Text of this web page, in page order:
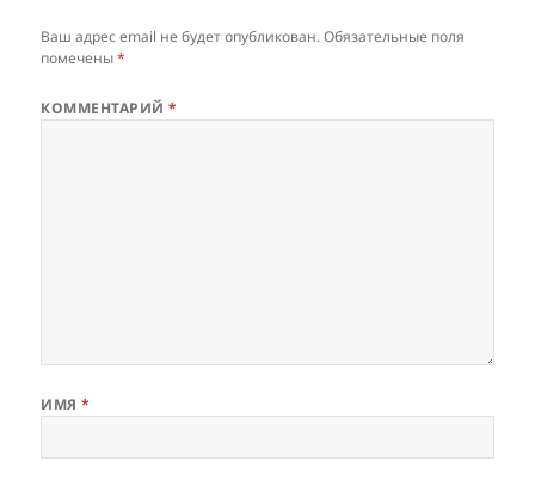
Ваш адрес email не будет опубликован. Обязательные поля
помечены*
КОММЕНТАРИЙ*
ИМЯ*